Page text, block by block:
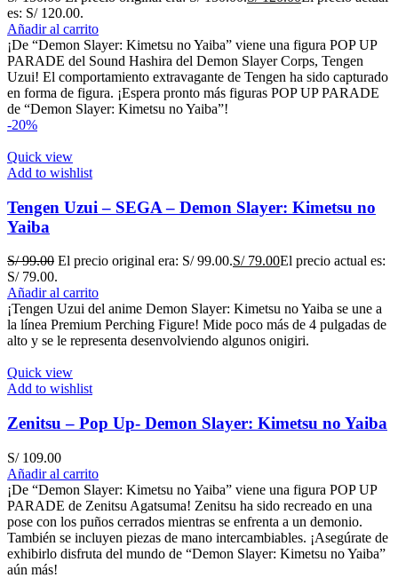
es: S/ 120.00.
Añadir al carrito
¡De “Demon Slayer: Kimetsu no Yaiba” viene una figura POP UP
PARADE del Sound Hashira del Demon Slayer Corps, Tengen
Uzui! El comportamiento extravagante de Tengen ha sido capturado
en forma de figura. ¡Espera pronto más figuras POP UP PARADE
de “Demon Slayer: Kimetsu no Yaiba”!
-20%
Quick view
Add to wishlist
Tengen Uzui – SEGA – Demon Slayer: Kimetsu no
Yaiba
S/99.00 El precio original era: S/ 99.00.S/79.00El precio actual es:
S/ 79.00.
Añadir al carrito
¡Tengen Uzui del anime Demon Slayer: Kimetsu no Yaiba se une a
la línea Premium Perching Figure! Mide poco más de 4 pulgadas de
alto y se le representa desenvolviendo algunos onigiri.
Quick view
Add to wishlist
Zenitsu – Pop Up- Demon Slayer: Kimetsu no Yaiba
S/109.00
Añadir al carrito
¡De “Demon Slayer: Kimetsu no Yaiba” viene una figura POP UP
PARADE de Zenitsu Agatsuma! Zenitsu ha sido recreado en una
pose con los puños cerrados mientras se enfrenta a un demonio.
También se incluyen piezas de mano intercambiables. ¡Asegúrate de
exhibirlo disfruta del mundo de “Demon Slayer: Kimetsu no Yaiba”
aún más!